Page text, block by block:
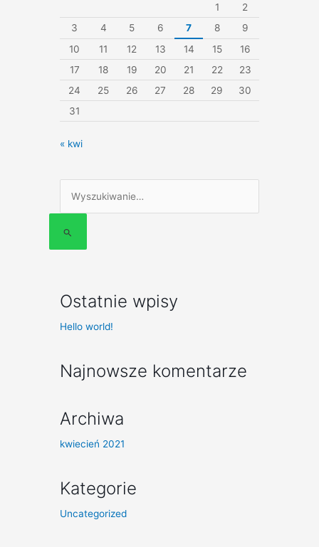
1
2
3
4 5 6 7 8
9
10
11 12 13 14 15
16
17
18 19 20 21 22
23
24
25 26 27 28 29
30
31
« kwi
Szukaj
dla:
Ostatnie wpisy
Hello world!
Najnowsze komentarze
Archiwa
kwiecień 2021
Kategorie
Uncategorized